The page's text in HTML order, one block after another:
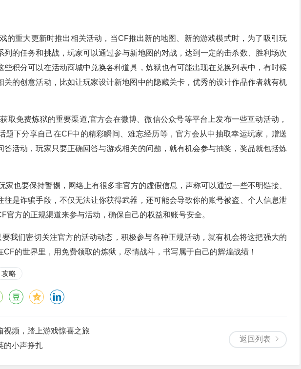
的重大更新时推出相关活动，当CF推出新的地图、新的游戏模式时，为了吸引玩
列的任务和挑战，玩家可以通过参与新地图的对战，达到一定的击杀数、胜利场次
些积分可以在活动商城中兑换各种道具，炼狱也有可能出现在兑换列表中，有时候
关的创意活动，比如让玩家设计新地图中的隐藏关卡，优秀的设计作品作者就有机
取免费炼狱的重要渠道,官方会在微博、微信公众号等平台上发布一些互动活动，
题下分享自己在CF中的精彩瞬间、难忘经历等，官方会从中抽取幸运玩家，赠送
答活动，玩家只要正确回答与游戏相关的问题，就有机会参与抽奖，奖品就包括炼
家也要保持警惕，网络上有很多非官方的虚假信息，声称可以通过一些不明链接、
往是诈骗手段，不仅无法让你获得武器，还可能会导致你的账号被盗、个人信息泄
官方的正规渠道来参与活动，确保自己的权益和账号安全。
我们密切关注官方的活动动态，积极参与各种正规活动，就有机会将这把强大的
的世界里，用免费领取的炼狱，尽情战斗，书写属于自己的辉煌战绩！
攻略
返回列表
视频，踏上游戏惊喜之旅
的小声挣扎